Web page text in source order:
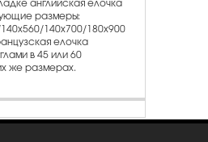
размеры:
140x700/180x900
елочка
в 45 или 60
же размерах.